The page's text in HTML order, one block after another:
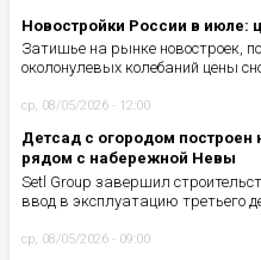
Новостройки России в июле:
Затишье на рынке новостроек,
околонулевых колебаний цены
ср, 08/05/2026 - 12:00
Детсад с огородом построен
рядом с набережной Невы
Setl Group завершил
ввод в эксплуатацию третьего
ср, 08/05/2026 - 09:00